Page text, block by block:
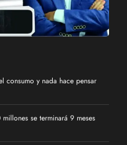
y nada hace pensar
se terminará 9 meses